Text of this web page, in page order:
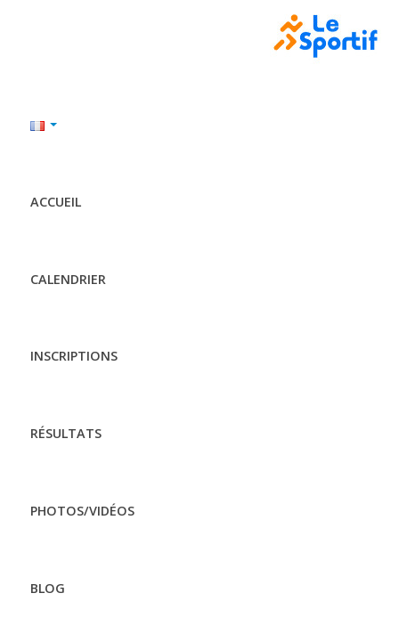
ACCUEIL
CALENDRIER
INSCRIPTIONS
RÉSULTATS
PHOTOS/VIDÉOS
BLOG